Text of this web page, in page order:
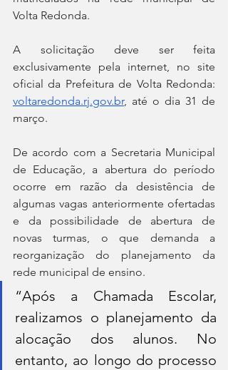
Volta Redonda.
A solicitação deve ser feita
exclusivamente pela internet, no site
voltaredonda.rj.gov.br, até o dia 31 de
março.
De acordo com a Secretaria Municipal
de Educação, a abertura do período
ocorre em razão da desistência de
algumas vagas anteriormente ofertadas
e da possibilidade de abertura de
novas turmas, o que demanda a
reorganização do planejamento da
rede municipal de ensino.
“Após a Chamada Escolar,
realizamos o planejamento da
alocação dos alunos. No
entanto, ao longo do processo